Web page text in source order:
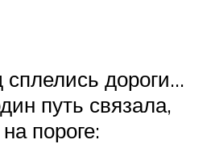
сплелись дороги…
путь связала,
пороге: